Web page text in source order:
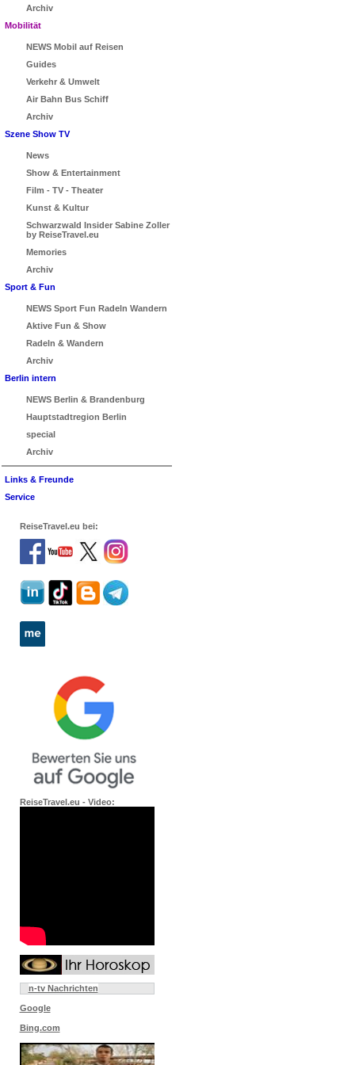
Archiv
Mobilität
NEWS Mobil auf Reisen
Guides
Verkehr & Umwelt
Air Bahn Bus Schiff
Archiv
Szene Show TV
News
Show & Entertainment
Film - TV - Theater
Kunst & Kultur
Schwarzwald Insider Sabine Zoller
by ReiseTravel.eu
Memories
Archiv
Sport & Fun
NEWS Sport Fun Radeln Wandern
Aktive Fun & Show
Radeln & Wandern
Archiv
Berlin intern
NEWS Berlin & Brandenburg
Hauptstadtregion Berlin
special
Archiv
Links & Freunde
Service
ReiseTravel.eu bei:
ReiseTravel.eu - Video:
n-tv Nachrichten
Google
Bing.com